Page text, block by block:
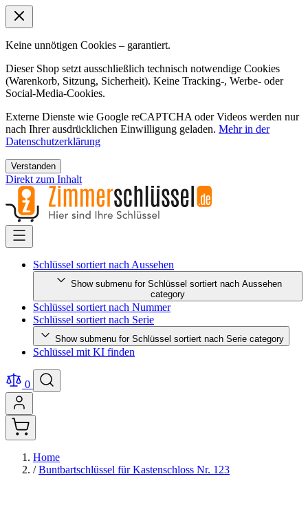
Keine unnötigen Cookies – garantiert.
Dieser Shop setzt ausschließlich technisch notwendige Cookies
(Warenkorb, Sitzung, Sicherheit). Keine Tracking-, Werbe- oder
Social-Media-Cookies.
Externe Dienste wie Google reCAPTCHA oder Videos werden nur
nach Ihrer ausdrücklichen Einwilligung geladen. Mehr in der
Datenschutzerklärung
Verstanden
Direkt zum Inhalt
Schlüssel sortiert nach Aussehen
Show submenu for Schlüssel sortiert nach Aussehen
category
Schlüssel sortiert nach Nummer
Schlüssel sortiert nach Serie
Show submenu for Schlüssel sortiert nach Serie category
Schlüssel mit KI finden
0
Home
/ Buntbartschlüssel für Kastenschloss Nr. 123